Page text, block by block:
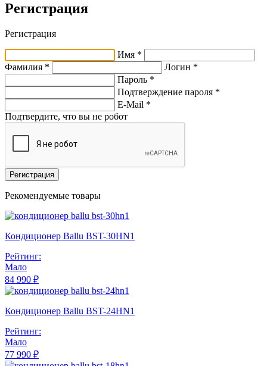
Регистрация
Регистрация
Имя *
Фамилия *
Логин *
Пароль *
Подтверждение пароля *
E-Mail *
Подтвердите, что вы не робот
Регистрация
Рекомендуемые товары
Кондиционер Ballu BST-30HN1
Рейтинг:
Мало
84 990 ₽
Кондиционер Ballu BST-24HN1
Рейтинг:
Мало
77 990 ₽